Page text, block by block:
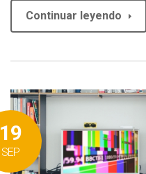
Continuar leyendo
SEP